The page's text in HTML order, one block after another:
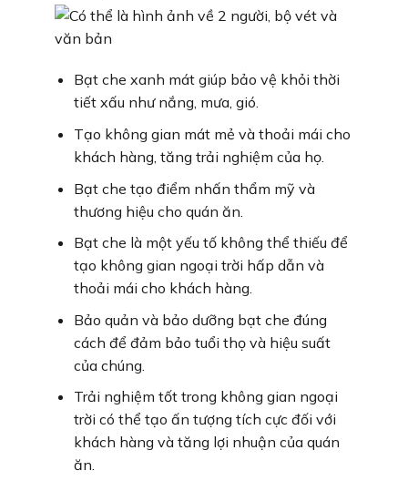
Bạt che xanh mát giúp bảo vệ khỏi thời
tiết xấu như nắng, mưa, gió.
Tạo không gian mát mẻ và thoải mái cho
khách hàng, tăng trải nghiệm của họ.
Bạt che tạo điểm nhấn thẩm mỹ và
thương hiệu cho quán ăn.
Bạt che là một yếu tố không thể thiếu để
tạo không gian ngoại trời hấp dẫn và
thoải mái cho khách hàng.
Bảo quản và bảo dưỡng bạt che đúng
cách để đảm bảo tuổi thọ và hiệu suất
của chúng.
Trải nghiệm tốt trong không gian ngoại
trời có thể tạo ấn tượng tích cực đối với
khách hàng và tăng lợi nhuận của quán
ăn.